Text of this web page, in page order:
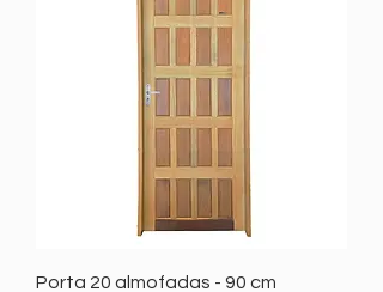
Porta 20 almofadas - 90 cm